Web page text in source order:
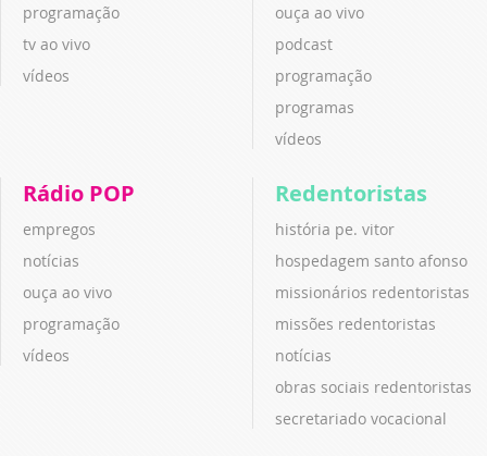
programação
tv ao vivo
vídeos
ouça ao vivo
podcast
programação
programas
vídeos
Rádio POP
empregos
notícias
ouça ao vivo
programação
vídeos
Redentoristas
história pe. vitor
hospedagem santo afonso
missionários redentoristas
missões redentoristas
notícias
obras sociais redentoristas
secretariado vocacional